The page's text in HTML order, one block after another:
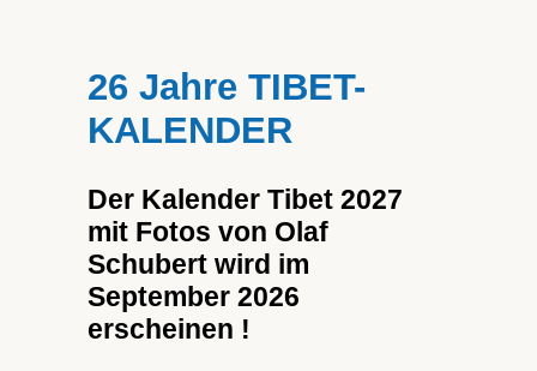
26 Jahre TIBET-
KALENDER
Der Kalender Tibet 2027
mit Fotos von Olaf
Schubert wird im
September 2026
erscheinen !